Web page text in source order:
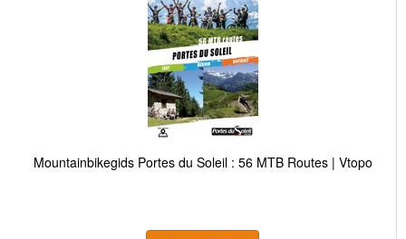
Mountainbikegids Portes du Soleil : 56 MTB Routes | Vtopo